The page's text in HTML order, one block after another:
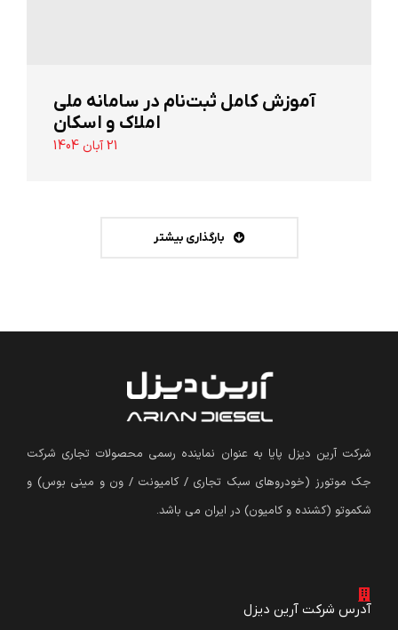
آموزش کامل ثبت‌نام در سامانه ملی
املاک و اسکان
21 آبان 1404
بارگذاری بیشتر
شرکت آرین دیزل پایا به عنوان نماینده رسمی محصولات تجاری شرکت
جک موتورز (خودروهای سبک تجاری / کامیونت / ون و مینی بوس) و
شکموتو (کشنده و کامیون) در ایران می باشد.
آدرس شرکت آرین دیزل